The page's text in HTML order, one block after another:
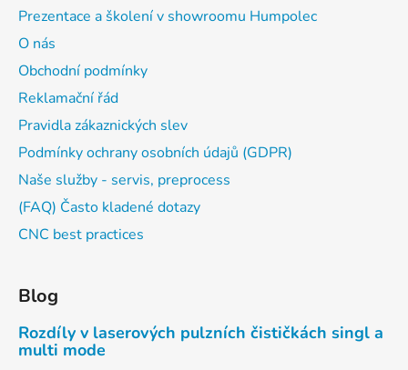
Prezentace a školení v showroomu Humpolec
O nás
Obchodní podmínky
Reklamační řád
Pravidla zákaznických slev
Podmínky ochrany osobních údajů (GDPR)
Naše služby - servis, preprocess
(FAQ) Často kladené dotazy
CNC best practices
Blog
Rozdíly v laserových pulzních čističkách singl a
multi mode